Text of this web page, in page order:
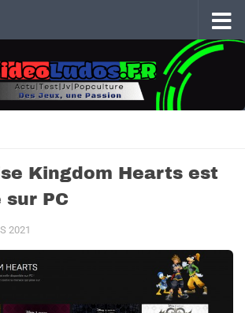
Kingdom Hearts est
PC
2021